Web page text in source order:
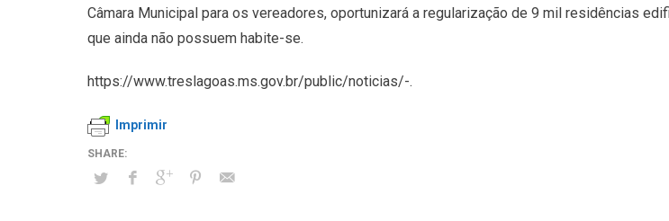
Câmara Municipal para os vereadores, oportunizará a regularização de 9 mil residências
que ainda não possuem habite-se.
https://www.treslagoas.ms.gov.br/public/noticias/-.
Imprimir